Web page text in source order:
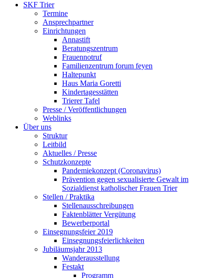
SKF Trier
Termine
Ansprechpartner
Einrichtungen
Annastift
Beratungszentrum
Frauennotruf
Familienzentrum forum feyen
Haltepunkt
Haus Maria Goretti
Kindertagesstätten
Trierer Tafel
Presse / Veröffentlichungen
Weblinks
Über uns
Struktur
Leitbild
Aktuelles / Presse
Schutzkonzepte
Pandemiekonzept (Coronavirus)
Prävention gegen sexualisierte Gewalt im
Sozialdienst katholischer Frauen Trier
Stellen / Praktika
Stellenausschreibungen
Faktenblätter Vergütung
Bewerberportal
Einsegnungsfeier 2019
Einsegnungsfeierlichkeiten
Jubiläumsjahr 2013
Wanderausstellung
Festakt
Programm